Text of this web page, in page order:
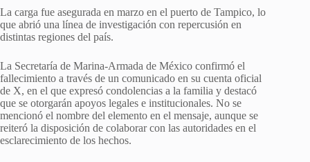
La carga fue asegurada en marzo en el puerto de Tampico, lo
que abrió una línea de investigación con repercusión en
distintas regiones del país.
La Secretaría de Marina-Armada de México confirmó el
fallecimiento a través de un comunicado en su cuenta oficial
de X, en el que expresó condolencias a la familia y destacó
que se otorgarán apoyos legales e institucionales. No se
mencionó el nombre del elemento en el mensaje, aunque se
reiteró la disposición de colaborar con las autoridades en el
esclarecimiento de los hechos.